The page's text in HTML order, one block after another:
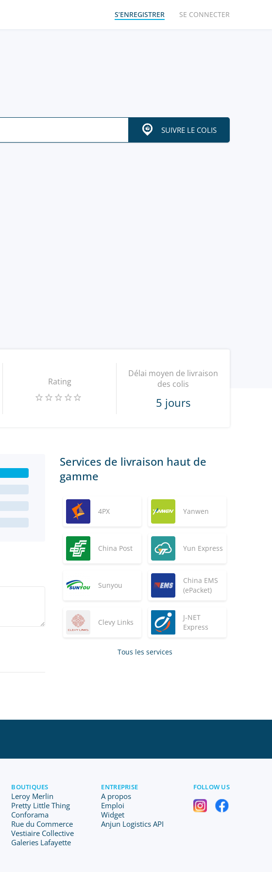
S’ENREGISTRER SE CONNECTER
SUIVRE LE COLIS
Rating
Délai moyen de livraison
des colis
5 jours
Services de livraison haut de
gamme
4PX Yanwen
China Post Yun Express
Sunyou
China EMS
(ePacket)
Clevy Links
J-NET
Express
Tous les services
BOUTIQUES
Leroy Merlin
Pretty Little Thing
Conforama
Rue du Commerce
Vestiaire Collective
Galeries Lafayette
ENTREPRISE
A propos
Emploi
Widget
Anjun Logistics API
FOLLOW US